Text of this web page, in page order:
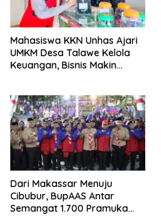
Mahasiswa KKN Unhas Ajari
UMKM Desa Talawe Kelola
Keuangan, Bisnis Makin
Dari Makassar Menuju
Cibubur, BupAAS Antar
Semangat 1.700 Pramuka